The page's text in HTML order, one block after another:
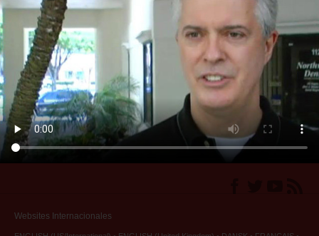
Sudamérica
Norteamérica
Websites Internacionales